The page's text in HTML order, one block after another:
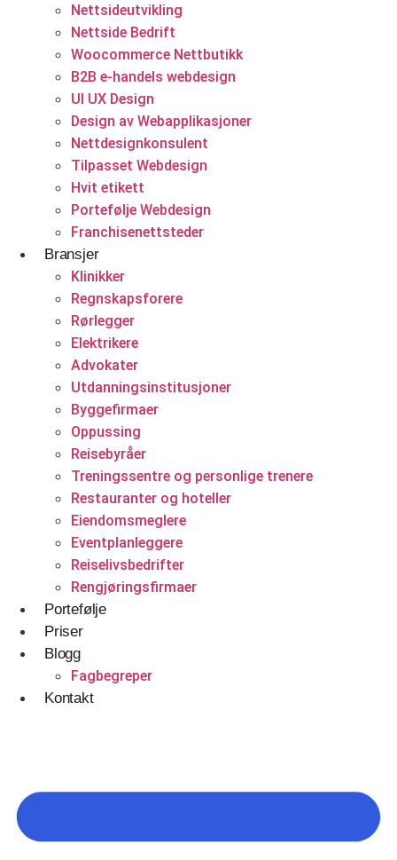
Nettsideutvikling
Nettside Bedrift
Woocommerce Nettbutikk
B2B e-handels webdesign
UI UX Design
Design av Webapplikasjoner
Nettdesignkonsulent
Tilpasset Webdesign
Hvit etikett
Portefølje Webdesign
Franchisenettsteder
Bransjer
Klinikker
Regnskapsforere
Rørlegger
Elektrikere
Advokater
Utdanningsinstitusjoner
Byggefirmaer
Oppussing
Reisebyråer
Treningssentre og personlige trenere
Restauranter og hoteller
Eiendomsmeglere
Eventplanleggere
Reiselivsbedrifter
Rengjøringsfirmaer
Portefølje
Priser
Blogg
Fagbegreper
Kontakt
Backend utvikling
Utvikling nettportaler
CMS utvikling
Nettsideutvikling
Konsulentvirksomhet og partnerskap
Nettdesignkonsulent
E-handelsløsning
Woocommerce Nettbutikk
Shopify utvikling
WooCommerce utvikling
Betjener
WordPress
Shopify Nettbutikk
BigCommerce
Ønsker du å bygge din tilstedeværelse på nett i
Norge?
Få et tilbud
Helsevesen og velvære
Klinikker
Eventplanleggere